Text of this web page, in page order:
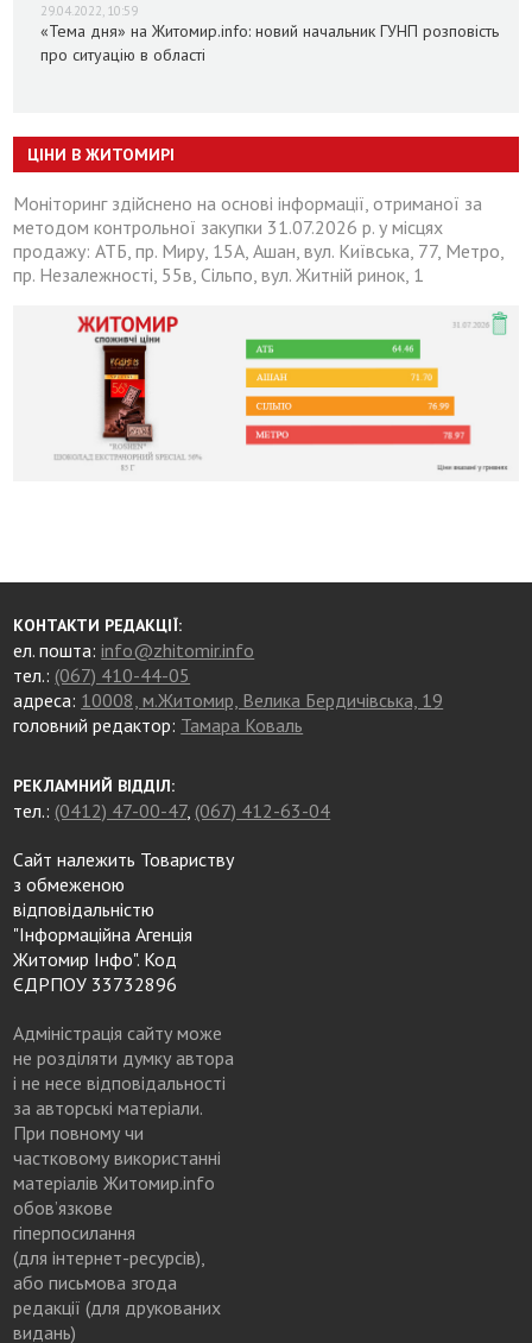
29.04.2022, 10:59
«Тема дня» на Житомир.info: новий начальник ГУНП розповість
про ситуацію в області
ЦІНИ В ЖИТОМИРІ
Моніторинг здійснено на основі інформації, отриманої за
методом контрольної закупки 31.07.2026 р. у місцях
продажу: АТБ, пр. Миру, 15А, Ашан, вул. Київська, 77, Метро,
пр. Незалежності, 55в, Сільпо, вул. Житній ринок, 1
КОНТАКТИ РЕДАКЦІЇ:
ел. пошта:info@zhitomir.info
тел.: (067) 410-44-05
адреса: 10008, м.Житомир, Велика Бердичівська, 19
головний редактор: Тамара Коваль
РЕКЛАМНИЙ ВІДДІЛ:
тел.: (0412) 47-00-47, (067) 412-63-04
Сайт належить Товариству
з обмеженою
відповідальністю
"Інформаційна Агенція
Житомир Інфо". Код
ЄДРПОУ 33732896
Адміністрація сайту може
не розділяти думку автора
і не несе відповідальності
за авторські матеріали.
При повному чи
частковому використанні
матеріалів Житомир.info
обов’язкове
гіперпосилання
(для інтернет-ресурсів),
або письмова згода
редакції (для друкованих
видань)